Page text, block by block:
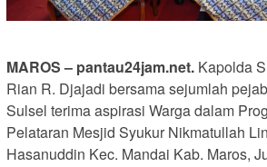
MAROS – pantau24jam.net. Kapolda
Rian R. Djajadi bersama sejumlah
Sulsel terima aspirasi Warga dalam
Pelataran Mesjid Syukur Nikmatullah
Hasanuddin Kec. Mandai Kab. Maros,